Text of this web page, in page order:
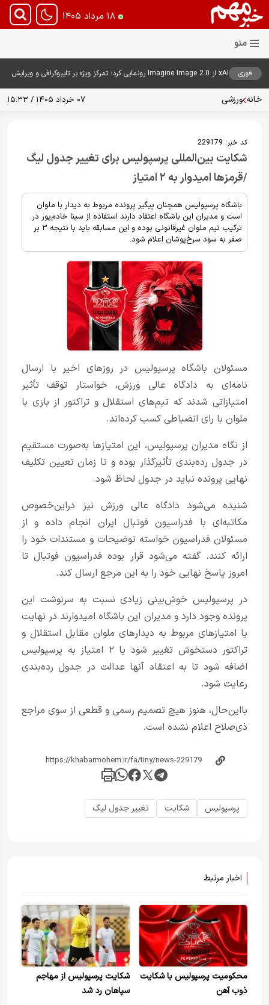
۱۸ مرداد ۱۴۰۵
فوری
xAI از Imagine Image 2.0 رونمایی کرد؛ تمرکز ویژه بر تایپوگرافی و ویرایش
خانه ورزشی ۰۷ خرداد ۱۴۰۵ / ۱۵:۳۳
کد خبر: 229179
شکایت بین‌المللی پرسپولیس برای تغییر جدول لیگ
/قرمزها امیدوار به ۲ امتیاز
باشگاه پرسپولیس همچنان پیگیر پرونده مربوط به دیدار با ملوان
است و مدیران این باشگاه اعتقاد دارند استفاده از سینا خادم‌پور در
ترکیب تیم ملوان غیرقانونی بوده و این مسابقه باید با نتیجه ۳ بر
صفر به سود سرخ‌پوشان اعلام شود.
مسئولان باشگاه پرسپولیس در روزهای اخیر با ارسال
نامه‌ای به دادگاه عالی ورزش، خواستار توقف تأثیر
امتیازاتی شدند که تیم‌های استقلال و تراکتور از بازی با
ملوان با رای انضباطی کسب کرده‌اند.
از نگاه مدیران پرسپولیس، این امتیازها به‌صورت مستقیم
در جدول رده‌بندی تأثیرگذار بوده و تا زمان تعیین تکلیف
نهایی پرونده نباید در جدول لحاظ شود.
شنیده می‌شود دادگاه عالی ورزش نیز دراین‌خصوص
مکاتبه‌ای با فدراسیون فوتبال ایران انجام داده و از
مسئولان فدراسیون خواسته توضیحات و مستندات خود را
ارائه کنند. گفته می‌شود قرار بوده فدراسیون فوتبال تا
امروز پاسخ نهایی خود را به این مرجع ارسال کند.
در پرسپولیس خوش‌بینی زیادی نسبت به سرنوشت این
پرونده وجود دارد و مدیران این باشگاه امیدوارند در نهایت
یا امتیازهای مربوط به دیدارهای ملوان مقابل استقلال و
تراکتور دستخوش تغییر شود یا ۲ امتیاز به پرسپولیس
اضافه شود تا به اعتقاد آنها عدالت در جدول رده‌بندی
رعایت شود.
بااین‌حال، هنوز هیچ تصمیم رسمی و قطعی از سوی مراجع
ذی‌صلاح اعلام نشده است.
پرسپولیس شکایت تغییر جدول لیگ
اخبار مرتبط
محکومیت پرسپولیس با شکایت
ذوب آهن
شکایت پرسپولیس از مهاجم
سپاهان رد شد